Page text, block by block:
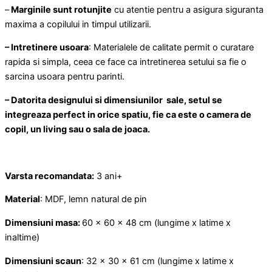
–Marginile sunt rotunjite cu atentie pentru a asigura siguranta
maxima a copilului in timpul utilizarii.
– Intretinere usoara: Materialele de calitate permit o curatare
rapida si simpla, ceea ce face ca intretinerea setului sa fie o
sarcina usoara pentru parinti.
– Datorita designului si dimensiunilor sale, setul se
integreaza perfect in orice spatiu, fie ca este o camera de
copil, un living sau o sala de joaca.
Varsta recomandata: 3 ani+
Material: MDF, lemn natural de pin
Dimensiuni masa: 60 x 60 x 48 cm (lungime x latime x
inaltime)
Dimensiuni scaun: 32 x 30 x 61 cm (lungime x latime x